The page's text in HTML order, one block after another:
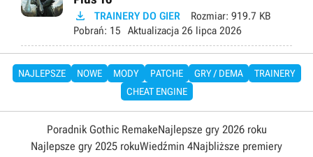
 TRAINERY DO GIER Rozmiar: 919.7 KB
Pobrań: 15 Aktualizacja 26 lipca 2026
NAJLEPSZE NOWE MODY PATCHE GRY / DEMA
TRAINERY
CHEAT ENGINE
Poradnik Gothic RemakeNajlepsze gry 2026 roku
Najlepsze gry 2025 rokuWiedźmin 4Najbliższe premiery